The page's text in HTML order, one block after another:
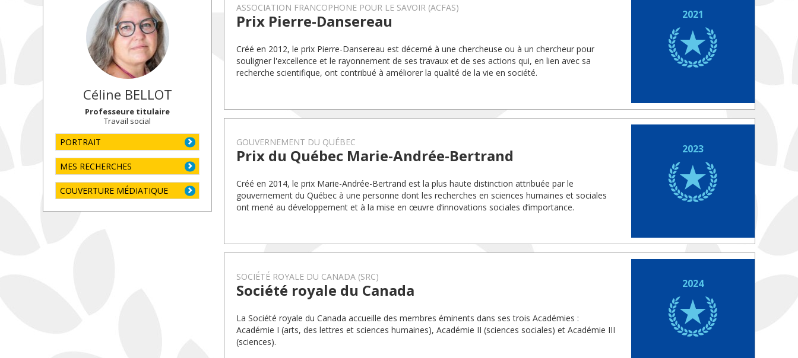
Céline BELLOT
Professeure titulaire
Travail social
PORTRAIT
MES RECHERCHES
COUVERTURE MÉDIATIQUE
ASSOCIATION FRANCOPHONE POUR LE SAVOIR (ACFAS)
Prix Pierre-Dansereau
Créé en 2012, le prix Pierre-Dansereau est décerné à une chercheuse ou à un chercheur pour
souligner l'excellence et le rayonnement de ses travaux et de ses actions qui, en lien avec sa
recherche scientifique, ont contribué à améliorer la qualité de la vie en société.
2021
GOUVERNEMENT DU QUÉBEC
Prix du Québec Marie-Andrée-Bertrand
Créé en 2014, le prix Marie-Andrée-Bertrand est la plus haute distinction attribuée par le
gouvernement du Québec à une personne dont les recherches en sciences humaines et sociales
ont mené au développement et à la mise en œuvre d’innovations sociales d’importance.
2023
SOCIÉTÉ ROYALE DU CANADA (SRC)
Société royale du Canada
La Société royale du Canada accueille des membres éminents dans ses trois Académies :
Académie I (arts, des lettres et sciences humaines), Académie II (sciences sociales) et Académie III
(sciences).
2024